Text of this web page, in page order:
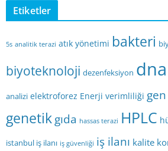
Etiketler
5s analitik terazi atık yönetimi bakteri
biyoteknoloji dezenfeksiyon dna
analizi elektroforez Enerji verimliliği gen
genetikgıda hassas terazi HPLC
istanbul iş ilanı iş güvenliği iş ilanı kalite